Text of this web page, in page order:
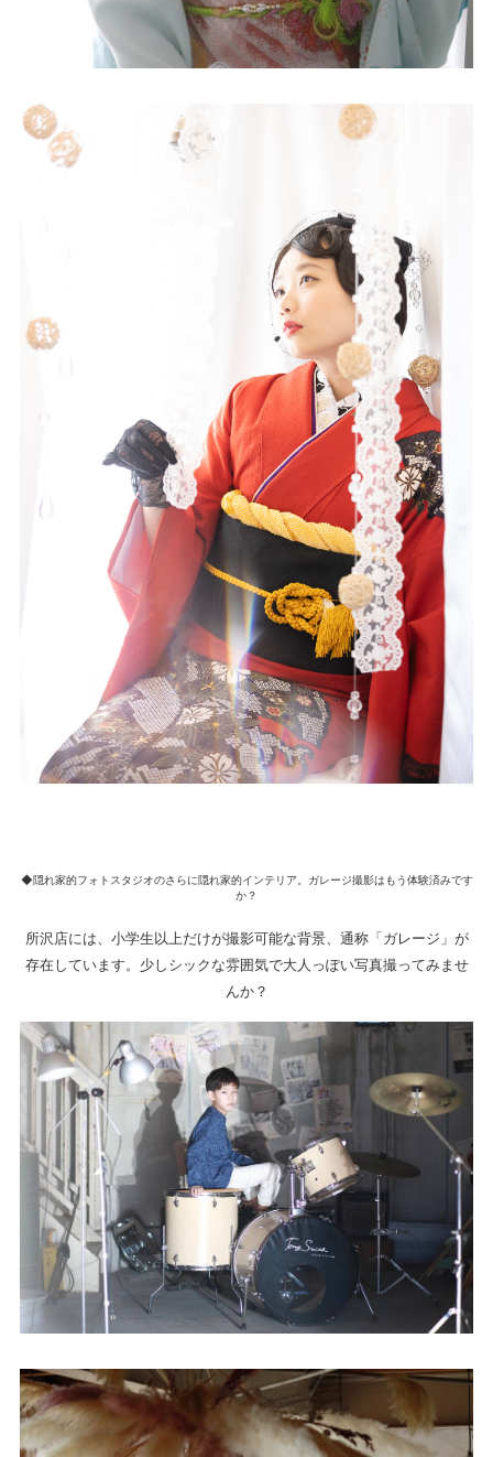
◆隠れ家的フォトスタジオのさらに隠れ家的インテリア。ガレージ撮影はもう体験済みです
か？
所沢店には、小学生以上だけが撮影可能な背景、通称「ガレージ」が
存在しています。少しシックな雰囲気で大人っぽい写真撮ってみませ
んか？